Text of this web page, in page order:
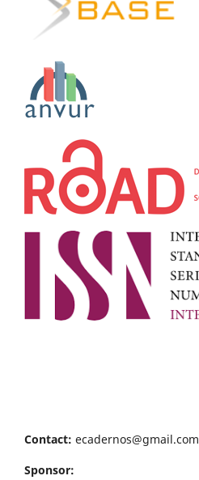
Contact: ecadernos@gmail.com
Sponsor: